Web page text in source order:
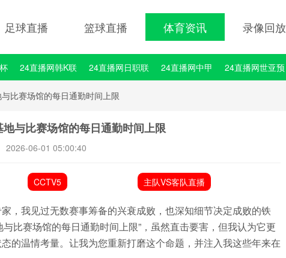
足球直播 篮球直播 体育资讯 录像回放
24直播网韩K联 24直播网日职联 24直播网中甲 24直播网世亚预
24直播网西甲 24直播网德甲
比赛场馆的每日通勤时间上限
与比赛场馆的每日通勤时间上限
2026-06-01 05:00:40
CCTV5 主队VS客队直播
，我见过无数赛事筹备的兴衰成败，也深知细节决定成败的铁
与比赛场馆的每日通勤时间上限”，虽然直击要害，但我认为它更
的温情考量。让我为您重新打磨这个命题，并注入我这些年来在